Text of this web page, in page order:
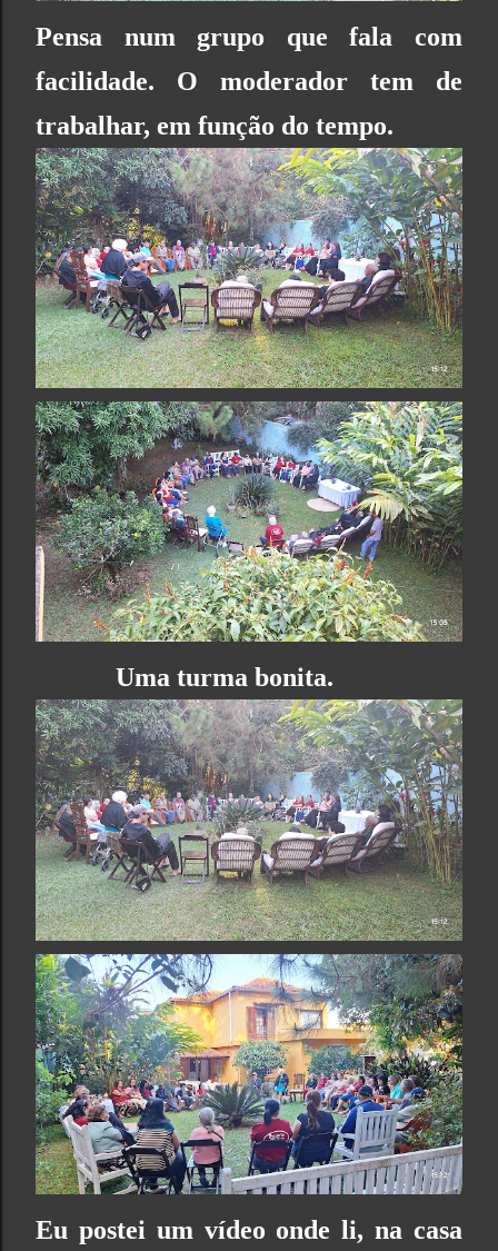
Pensa num grupo que fala com
facilidade. O moderador tem de
trabalhar, em função do tempo.
Uma turma bonita.
Eu postei um vídeo onde li, na casa